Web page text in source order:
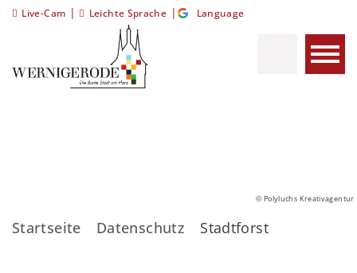
Live-Cam | Leichte Sprache | Language
© Polyluchs Kreativagentur
Startseite Datenschutz Stadtforst